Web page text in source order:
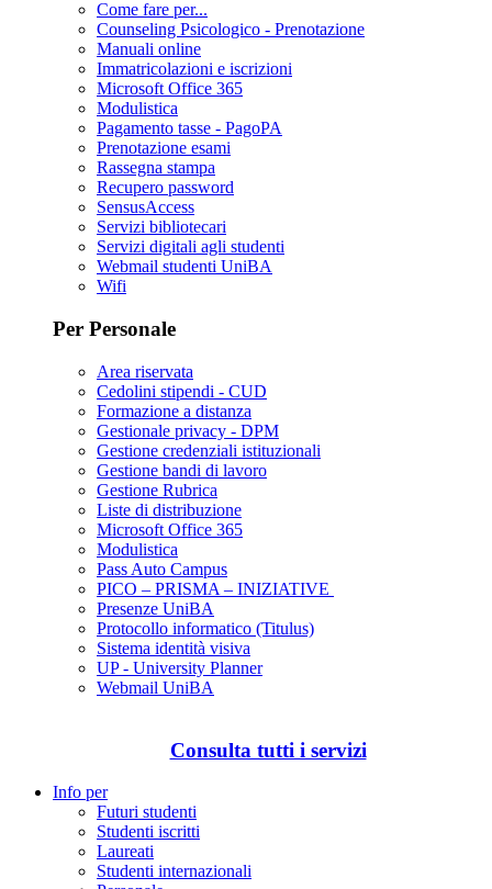
Come fare per...
Counseling Psicologico - Prenotazione
Manuali online
Immatricolazioni e iscrizioni
Microsoft Office 365
Modulistica
Pagamento tasse - PagoPA
Prenotazione esami
Rassegna stampa
Recupero password
SensusAccess
Servizi bibliotecari
Servizi digitali agli studenti
Webmail studenti UniBA
Wifi
Per Personale
Area riservata
Cedolini stipendi - CUD
Formazione a distanza
Gestionale privacy - DPM
Gestione credenziali istituzionali
Gestione bandi di lavoro
Gestione Rubrica
Liste di distribuzione
Microsoft Office 365
Modulistica
Pass Auto Campus
PICO – PRISMA – INIZIATIVE
Presenze UniBA
Protocollo informatico (Titulus)
Sistema identità visiva
UP - University Planner
Webmail UniBA
Consulta tutti i servizi
Info per
Futuri studenti
Studenti iscritti
Laureati
Studenti internazionali